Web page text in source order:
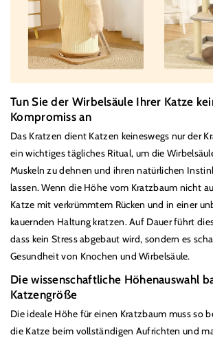
Tun Sie der Wirbelsäule Ihrer Katze
Kompromiss an
Das Kratzen dient Katzen keineswegs nur der
ein wichtiges tägliches Ritual, um die
Muskeln zu dehnen und ihren natürlichen
lassen. Wenn die Höhe vom Kratzbaum nicht
Katze mit verkrümmtem Rücken und in einer
kauernden Haltung kratzen. Auf Dauer führt
dass kein Stress abgebaut wird, sondern es
Gesundheit von Knochen und Wirbelsäule.
Die wissenschaftliche Höhenauswahl
Katzengröße
Die ideale Höhe für einen Kratzbaum muss so
die Katze beim vollständigen Aufrichten und